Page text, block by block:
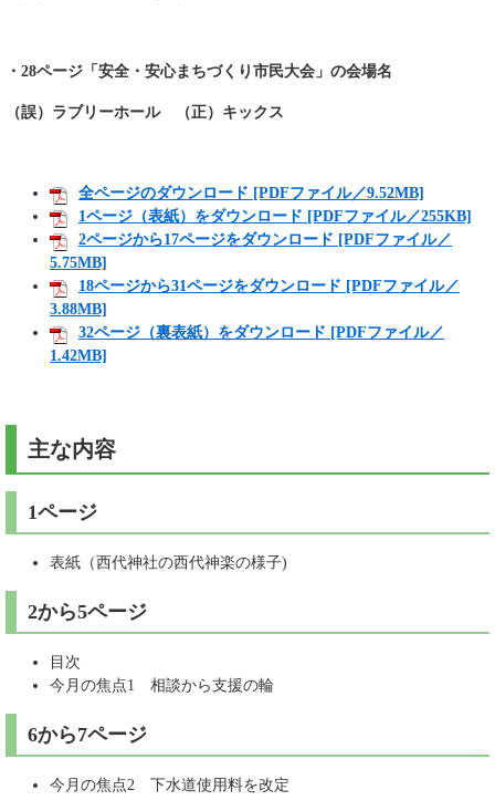
・28ページ「安全・安心まちづくり市民大会」の会場名
（誤）ラブリーホール （正）キックス
全ページのダウンロード [PDFファイル／9.52MB]
1ページ（表紙）をダウンロード [PDFファイル／255KB]
2ページから17ページをダウンロード [PDFファイル／
5.75MB]
18ページから31ページをダウンロード [PDFファイル／
3.88MB]
32ページ（裏表紙）をダウンロード [PDFファイル／
1.42MB]
主な内容
1ページ
表紙（西代神社の西代神楽の様子)
2から5ページ
目次
今月の焦点1 相談から支援の輪
6から7ページ
今月の焦点2 下水道使用料を改定